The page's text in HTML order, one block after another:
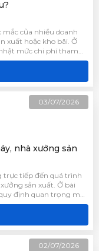
mắc của nhiều doanh
xuất hoặc kho bãi. Ở
mức chi phí tham
giá và chia sẻ những
03/07/2026
nhà xưởng sản
trực tiếp đến quá trình
sản xuất. Ở bài
định quan trọng mà
pháp luật, hạn chế
02/07/2026